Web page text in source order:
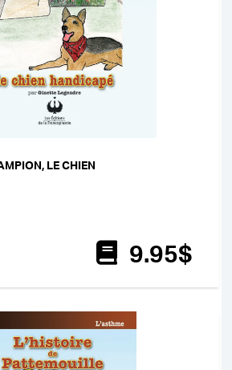
LE CHIEN
9.95$